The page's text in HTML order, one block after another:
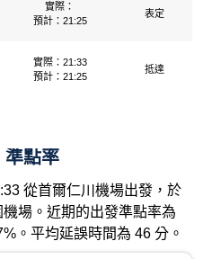
實際：
預計：21:25
表定
實際：21:33
預計：21:25
抵達
準點率
從首爾仁川機場出發，於
場。近期的出發準點率為
。平均延誤時間為 46 分。